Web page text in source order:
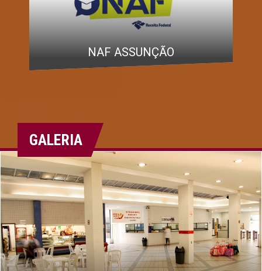
NPJ - NÚCLEO DE PRÁTICAS
JURÍDICAS
GALERIA